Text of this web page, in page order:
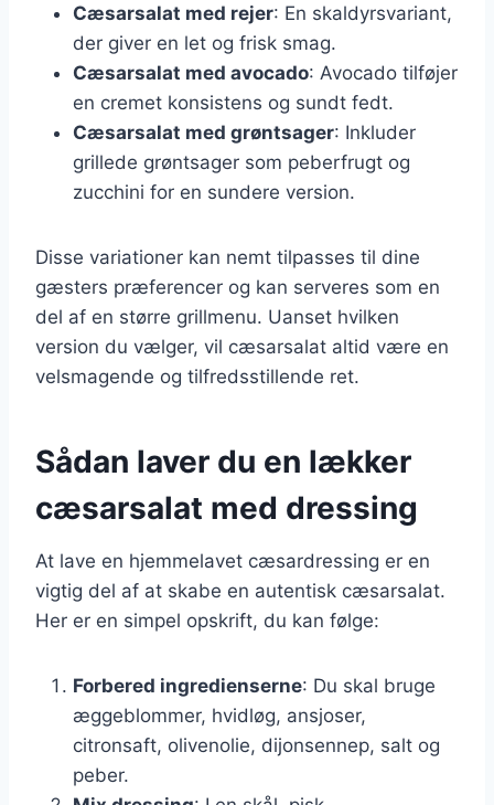
Cæsarsalat med rejer: En skaldyrsvariant,
der giver en let og frisk smag.
Cæsarsalat med avocado: Avocado tilføjer
en cremet konsistens og sundt fedt.
Cæsarsalat med grøntsager: Inkluder
grillede grøntsager som peberfrugt og
zucchini for en sundere version.
Disse variationer kan nemt tilpasses til dine
gæsters præferencer og kan serveres som en
del af en større grillmenu. Uanset hvilken
version du vælger, vil cæsarsalat altid være en
velsmagende og tilfredsstillende ret.
Sådan laver du en lækker
cæsarsalat med dressing
At lave en hjemmelavet cæsardressing er en
vigtig del af at skabe en autentisk cæsarsalat.
Her er en simpel opskrift, du kan følge:
Forbered ingredienserne: Du skal bruge
æggeblommer, hvidløg, ansjoser,
citronsaft, olivenolie, dijonsennep, salt og
peber.